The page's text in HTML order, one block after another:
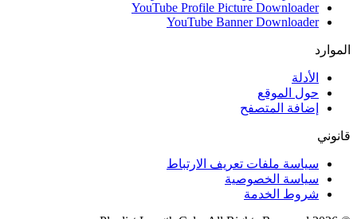
YouTube Profile Picture Downloader
YouTube Banner Downloader
الموارد
الأدلة
حول الموقع
إضافة المتصفح
قانوني
سياسة ملفات تعريف الارتباط
سياسة الخصوصية
شروط الخدمة